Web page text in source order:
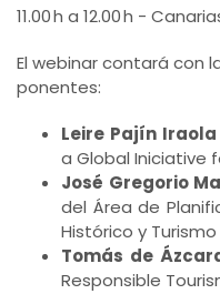
11.00 h a 12.00 h -
El webinar contará con
ponentes:
Leire Pajín Iraola
a Global Iniciative
José Gregorio
del Área de
Histórico y
Tomás de
Responsible